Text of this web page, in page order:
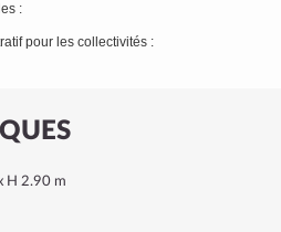
H 2.90 m
:
pour les collectivités :